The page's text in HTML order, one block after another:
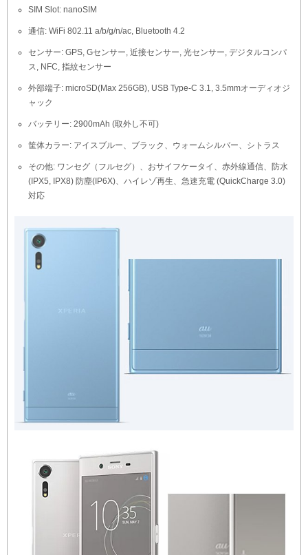
SIM Slot: nanoSIM
通信: WiFi 802.11 a/b/g/n/ac, Bluetooth 4.2
センサー: GPS, Gセンサー, 近接センサー, 光センサー, デジタルコンパ
ス, NFC, 指紋センサー
外部端子: microSD(Max 256GB), USB Type-C 3.1, 3.5mmオーディオジ
ャック
バッテリー: 2900mAh (取外し不可)
筐体カラー: アイスブルー、ブラック、ウォームシルバー、シトラス
その他: ワンセグ（フルセグ）、おサイフケータイ、赤外線通信、防水
(IPX5, IPX8) 防塵(IP6X)、ハイレゾ再生、急速充電 (QuickCharge 3.0)
対応